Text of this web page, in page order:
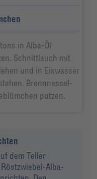
in Alba-Öl
Schnittlauch mit
und in Eiswasser
Brennnessel-
putzen.
dem Teller
Alba-